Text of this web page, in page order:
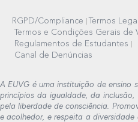
RGPD/Compliance
Termos
Termos e Condições Gerais de
Regulamentos de Estudantes
Canal de Denúncias
A EUVG é uma instituição de ensino
princípios da igualdade, da
pela liberdade de consciência.
e acolhedor, e respeita a